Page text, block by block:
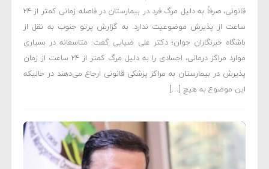
قانونی، صرفاً به دلیل مرگ فرد در بیمارستان در فاصله زمانی کمتر از ۲۴
ساعت از پذیرش موضوعیت ندارد. به گزارش پرتو جنوب به نقل از
باشگاه خبرنگاران جوان؛ دکتر علی ضیایی گفت: متاسفانه در بسیاری
موارد مراکز درمانی، اجسادی را به دلیل مرگ کمتر از ۲۴ ساعت از زمان
پذیرش در بیمارستان به مراکز پزشکی قانونی ارجاع می‌دهند در حالیکه
این موضوع به هیچ […]